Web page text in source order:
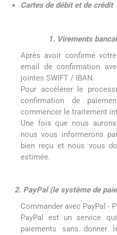
Cartes de débit et de crédit
1. Virements
Après avoir confirmé
email de confirmation
jointes SWIFT / IBAN.
Pour accélérer le
confirmation de
commencer le traitement
Une fois que nous
nous vous informerons
bien reçu et nous vous
estimée.
2. PayPal (le système de
Commander avec PayPal -
PayPal est un service
paiements sans